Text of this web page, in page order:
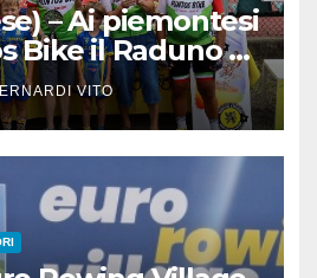
– Ai piemontesi
Bike il Raduno di
VITO